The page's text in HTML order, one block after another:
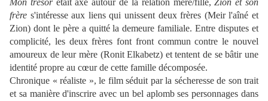
Mon trésorétait axé autour de la relation mère/fille,Zion et son
frère s'intéresse aux liens qui unissent deux frères (Meir l'aîné et
Zion) dont le père a quitté la demeure familiale. Entre disputes et
complicité, les deux frères font front commun contre le nouvel
amoureux de leur mère (Ronit Elkabetz) et tentent de se bâtir une
identité propre au cœur de cette famille décomposée.
Chronique « réaliste », le film séduit par la sécheresse de son trait
et sa manière d'inscrire avec un bel aplomb ses personnages dans